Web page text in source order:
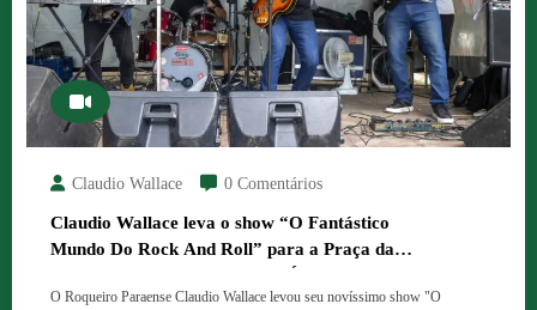
Claudio Wallace 0 Comentários
Claudio Wallace leva o show “O Fantástico
Mundo Do Rock And Roll” para a Praça da
O Roqueiro Paraense Claudio Wallace levou seu novíssimo show "O